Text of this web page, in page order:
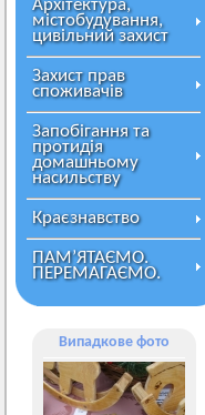
Архітектура,
містобудування,
цивільний захист
Захист прав
споживачів
Запобігання та
протидія
домашньому
насильству
Краєзнавство
ПАМ’ЯТАЄМО.
ПЕРЕМАГАЄМО.
Випадкове фото